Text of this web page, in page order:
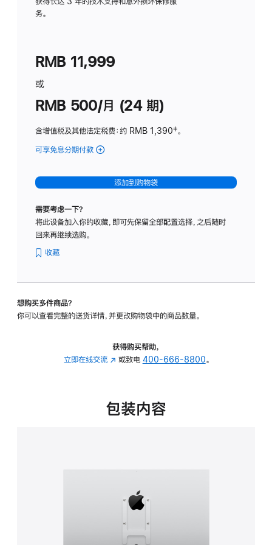
务。
RMB 11,999
或
RMB 500/月 (24 期)
含增值税及其他法定税费：约 RMB 1,390脚
‡。
可享免息分期付款 (Studio
-
标
璃
转
的
添加到购物袋
需要考虑一下？
将此设备加入你的收藏，即可先保留全部配置选择，之后随时
回来再继续选购。
收藏
想购买多件商品？
你可以查看完整的送货详情，并更改购物袋中的商品数量。
获得购买帮助，
立即在线交流 (在
中
或致电 400-666-8800。
包装内容